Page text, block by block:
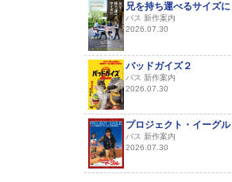
兄を持ち運べるサイズに
バス 新作案内
2026.07.30
バッドガイズ２
バス 新作案内
2026.07.30
プロジェクト・イーグル
バス 新作案内
2026.07.30